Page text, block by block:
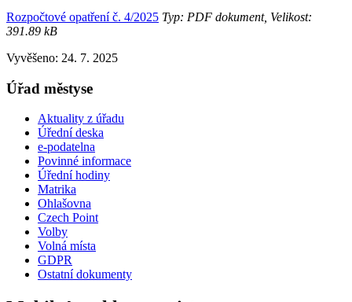
Rozpočtové opatření č. 4/2025 Typ: PDF dokument, Velikost:
391.89 kB
Vyvěšeno: 24. 7. 2025
Úřad městyse
Aktuality z úřadu
Úřední deska
e-podatelna
Povinné informace
Úřední hodiny
Matrika
Ohlašovna
Czech Point
Volby
Volná místa
GDPR
Ostatní dokumenty